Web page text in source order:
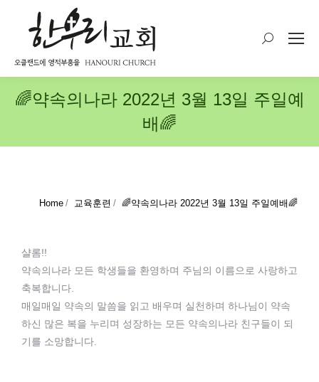
Search:
🌈약속의나라 2022년 3월 13일 주일예
배🌈
You are here:
Home 교육훈련 🌈약속의나라 2022년 3월 13일 주일예배🌈
샬롬!!
약속의나라 모든 학생들을 환영하며 주님의 이름으로 사랑하고
축복합니다.
매일매일 약속의 말씀을 읽고 배우며 실천하며 하나님이 약속
하신 많은 복을 누리며 성장하는 모든 약속의나라 친구들이 되
기를 소망합니다.